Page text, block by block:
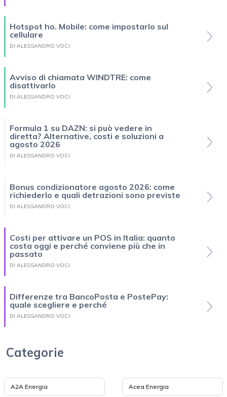
Hotspot ho. Mobile: come impostarlo sul
cellulare
DI ALESSANDRO VOCI
Avviso di chiamata WINDTRE: come
disattivarlo
DI ALESSANDRO VOCI
Formula 1 su DAZN: si può vedere in
diretta? Alternative, costi e soluzioni a
agosto 2026
DI ALESSANDRO VOCI
Bonus condizionatore agosto 2026: come
richiederlo e quali detrazioni sono previste
DI ALESSANDRO VOCI
Costi per attivare un POS in Italia: quanto
costa oggi e perché conviene più che in
passato
DI ALESSANDRO VOCI
Differenze tra BancoPosta e PostePay:
quale scegliere e perché
DI ALESSANDRO VOCI
Categorie
A2A Energia Acea Energia